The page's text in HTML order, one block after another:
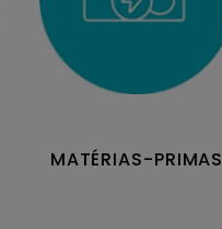
MATÉRIAS-PRIMAS